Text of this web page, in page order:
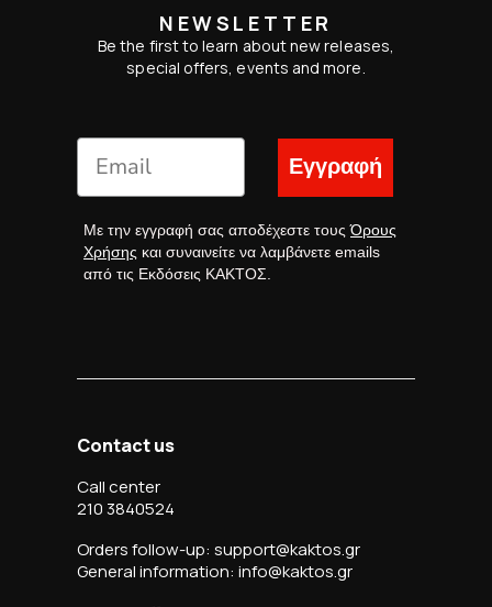
NEWSLETTER
Be the first to learn about new releases,
special offers, events and more.
Εγγραφή
Με την εγγραφή σας αποδέχεστε τουςΌρους
Χρήσης και συναινείτε να λαμβάνετε emails
από τις Εκδόσεις ΚΑΚΤΟΣ.
Contact us
Call center
210 3840524
Orders follow-up: support@kaktos.gr
General information: info@kaktos.gr